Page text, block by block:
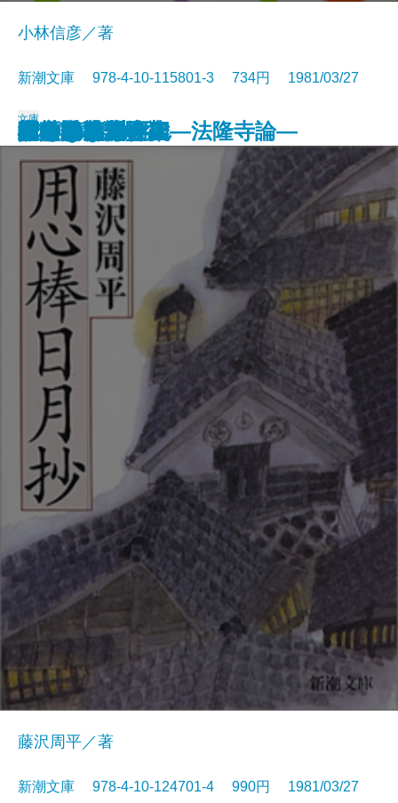
橋のない川 六
上意討ち
ぼくのおじさん
空白の戦記
隠された十字架―法隆寺論―
橋のない川 三
橋のない川 四
音と言葉
木枯しの庭
唐獅子株式会社
小林信彦／著
新潮文庫 978-4-10-115801-3 734円 1981/03/27
文庫
用心棒日月抄
藤沢周平／著
新潮文庫 978-4-10-124701-4 990円 1981/03/27
橋のない川 一
橋のない川 二
砂の女
個人的な体験
渡された場面
花杖記
死の棘
ラディゲの死
人の砂漠